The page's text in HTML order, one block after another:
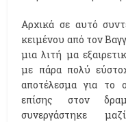
Αρχικά σε αυτό
κειμένου από τον
μια λιτή μα
με πάρα πολύ
αποτέλεσμα για το
επίσης στον
συνεργάστηκε